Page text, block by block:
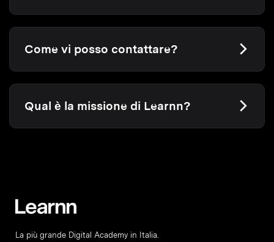
Come vi posso contattare?
Qual è la missione di Learnn?
La più grande Digital Academy in Italia.